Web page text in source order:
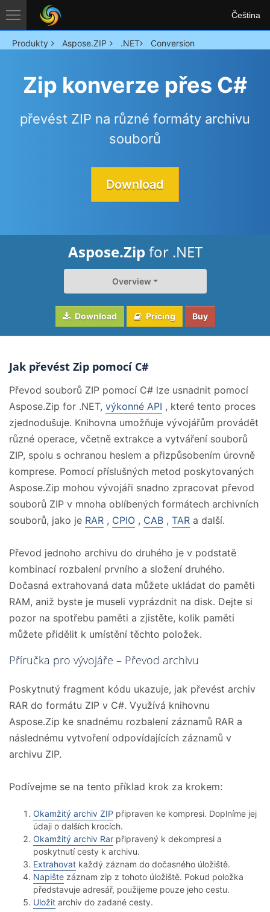
Čeština
Produkty Aspose.ZIP .NET Conversion
Zip konverze přes C#
převést ZIP na různé formáty archivu
souborů
Download
Aspose.Zip for .NET
Overview
Download Pricing Buy
Jak převést Zip pomocí C#
Převod souborů ZIP pomocí C# lze usnadnit pomocí
Aspose.Zip for .NET, výkonné API , které tento proces
zjednodušuje. Knihovna umožňuje vývojářům provádět
různé operace, včetně extrakce a vytváření souborů
ZIP, spolu s ochranou heslem a přizpůsobením úrovně
komprese. Pomocí příslušných metod poskytovaných
Aspose.Zip mohou vývojáři snadno zpracovat převod
souborů ZIP v mnoha oblíbených formátech archivních
souborů, jako je RAR , CPIO , CAB , TAR a další.
Převod jednoho archivu do druhého je v podstatě
kombinací rozbalení prvního a složení druhého.
Dočasná extrahovaná data můžete ukládat do paměti
RAM, aniž byste je museli vyprázdnit na disk. Dejte si
pozor na spotřebu paměti a zjistěte, kolik paměti
můžete přidělit k umístění těchto položek.
Příručka pro vývojáře – Převod archivu
Poskytnutý fragment kódu ukazuje, jak převést archiv
RAR do formátu ZIP v C#. Využívá knihovnu
Aspose.Zip ke snadnému rozbalení záznamů RAR a
následnému vytvoření odpovídajících záznamů v
archivu ZIP.
Podívejme se na tento příklad krok za krokem:
Okamžitý archiv ZIP připraven ke kompresi. Doplníme jej
údaji o dalších krocích.
Okamžitý archiv Rar připravený k dekompresi a
poskytnutí cesty k archivu.
Extrahovat každý záznam do dočasného úložiště.
Napište záznam zip z tohoto úložiště. Pokud položka
představuje adresář, použijeme pouze jeho cestu.
Uložit archiv do zadané cesty.